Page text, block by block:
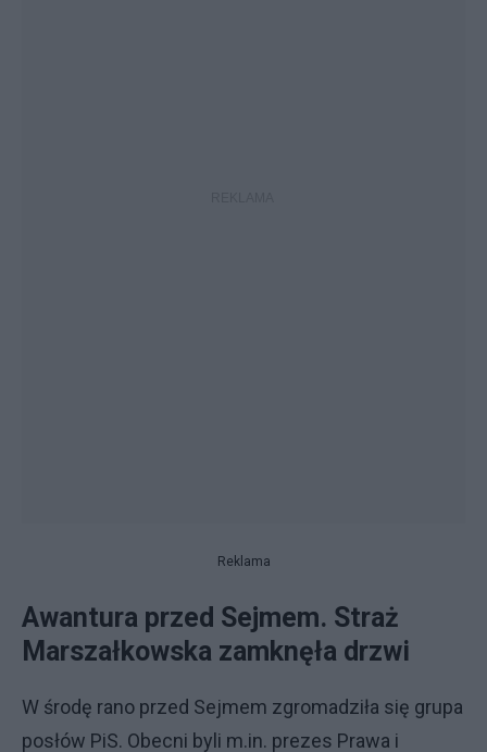
Reklama
Awantura przed Sejmem. Straż
Marszałkowska zamknęła drzwi
W środę rano przed Sejmem zgromadziła się grupa
posłów PiS. Obecni byli m.in. prezes Prawa i